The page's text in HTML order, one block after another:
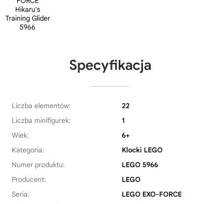
Specyfikacja
Liczba elementów:
22
Liczba minifigurek:
1
Wiek:
6+
Kategoria:
Klocki LEGO
Numer produktu:
LEGO 5966
Producent:
LEGO
Seria:
LEGO EXO-FORCE